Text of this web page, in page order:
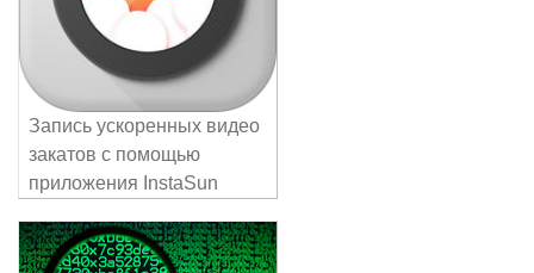
Запись ускоренных видео
закатов с помощью
приложения InstaSun